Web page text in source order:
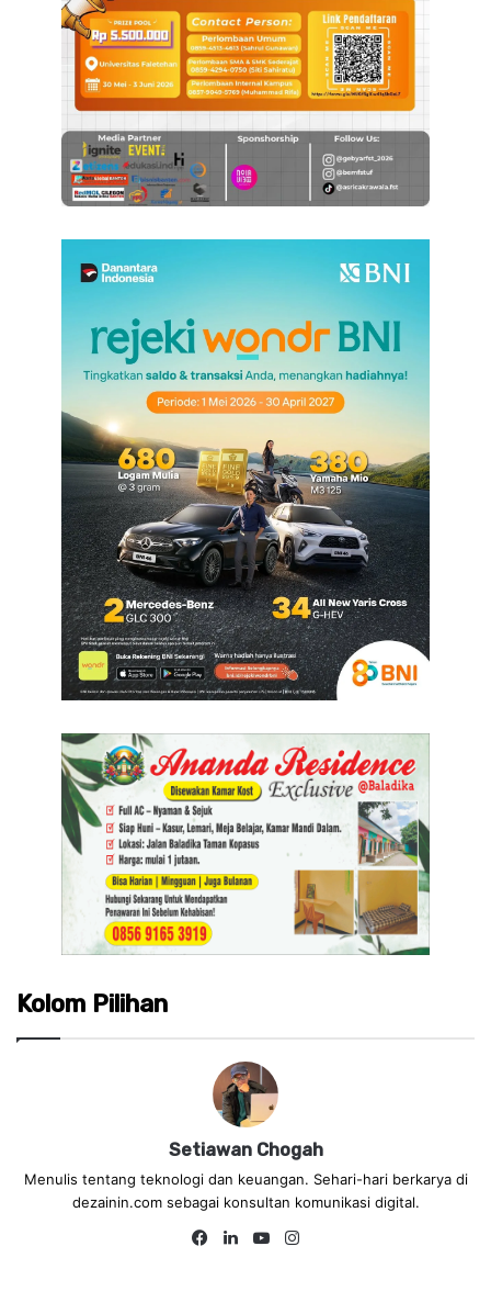
Kolom Pilihan
Setiawan Chogah
Menulis tentang teknologi dan keuangan. Sehari-hari berkarya di
dezainin.com sebagai konsultan komunikasi digital.
Fa
Lin
Yo